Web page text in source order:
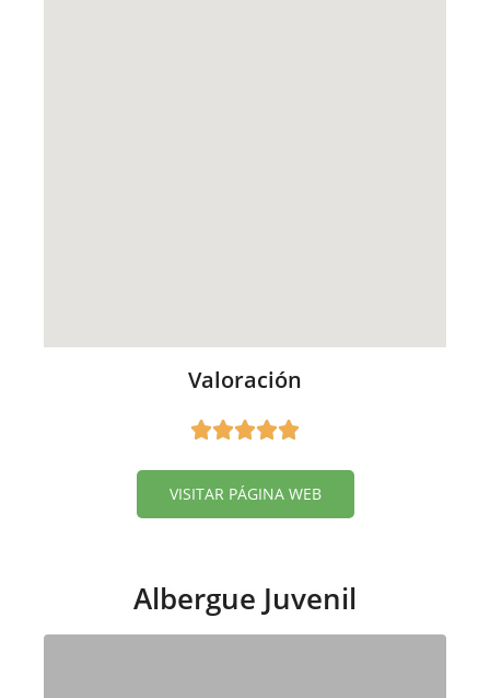
Valoración
VISITAR PÁGINA WEB
Albergue Juvenil